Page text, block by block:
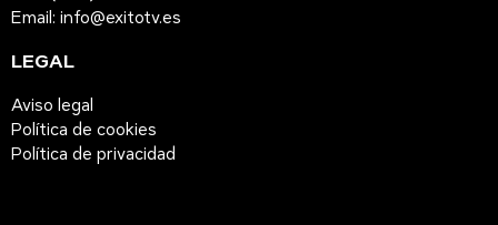
Email: info@exitotv.es
LEGAL
Aviso legal
Política de cookies
Política de privacidad